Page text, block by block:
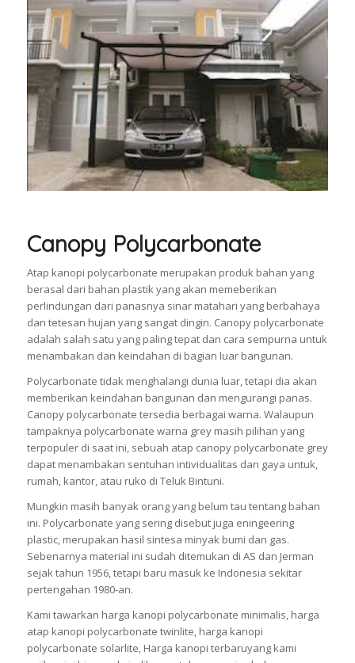
Canopy Polycarbonate
Atap kanopi polycarbonate merupakan produk bahan yang
berasal dari bahan plastik yang akan memeberikan
perlindungan dari panasnya sinar matahari yang berbahaya
dan tetesan hujan yang sangat dingin. Canopy polycarbonate
adalah salah satu yang paling tepat dan cara sempurna untuk
menambakan dan keindahan di bagian luar bangunan.
Polycarbonate tidak menghalangi dunia luar, tetapi dia akan
memberikan keindahan bangunan dan mengurangi panas.
Canopy polycarbonate tersedia berbagai warna. Walaupun
tampaknya polycarbonate warna grey masih pilihan yang
terpopuler di saat ini, sebuah atap canopy polycarbonate grey
dapat menambakan sentuhan intividualitas dan gaya untuk,
rumah, kantor, atau ruko di Teluk Bintuni.
Mungkin masih banyak orang yang belum tau tentang bahan
ini. Polycarbonate yang sering disebut juga eningeering
plastic, merupakan hasil sintesa minyak bumi dan gas.
Sebenarnya material ini sudah ditemukan di AS dan Jerman
sejak tahun 1956, tetapi baru masuk ke Indonesia sekitar
pertengahan 1980-an.
Kami tawarkan harga kanopi polycarbonate minimalis, harga
atap kanopi polycarbonate twinlite, harga kanopi
polycarbonate solarlite, Harga kanopi terbaruyang kami